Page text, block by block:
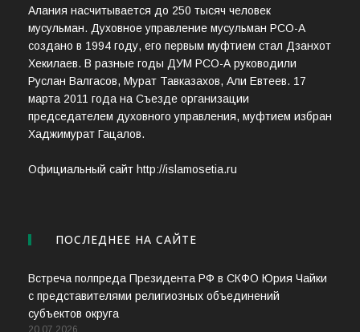
Алания насчитывается до 250 тысяч человек
мусульман. Духовное управление мусульман РСО-А
создано в 1994 году, его первым муфтием стал Дзанхот
Хекилаев. В разные годы ДУМ РСО-А руководили
Руслан Валгасов, Мурат Тавказахов, Али Евтеев. 17
марта 2011 года на Съезде организации
председателем духовного управления, муфтием избран
Хаджимурат Гацалов.
Официальный сайт http://islamosetia.ru
ПОСЛЕДНЕЕ НА САЙТЕ
Встреча полпреда Президента РФ в СКФО Юрия Чайки
с представителями религиозных объединений
субъектов округа
20.07.2026